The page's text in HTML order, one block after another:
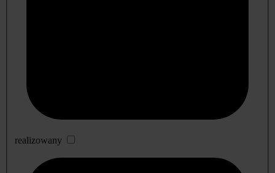
realizowany